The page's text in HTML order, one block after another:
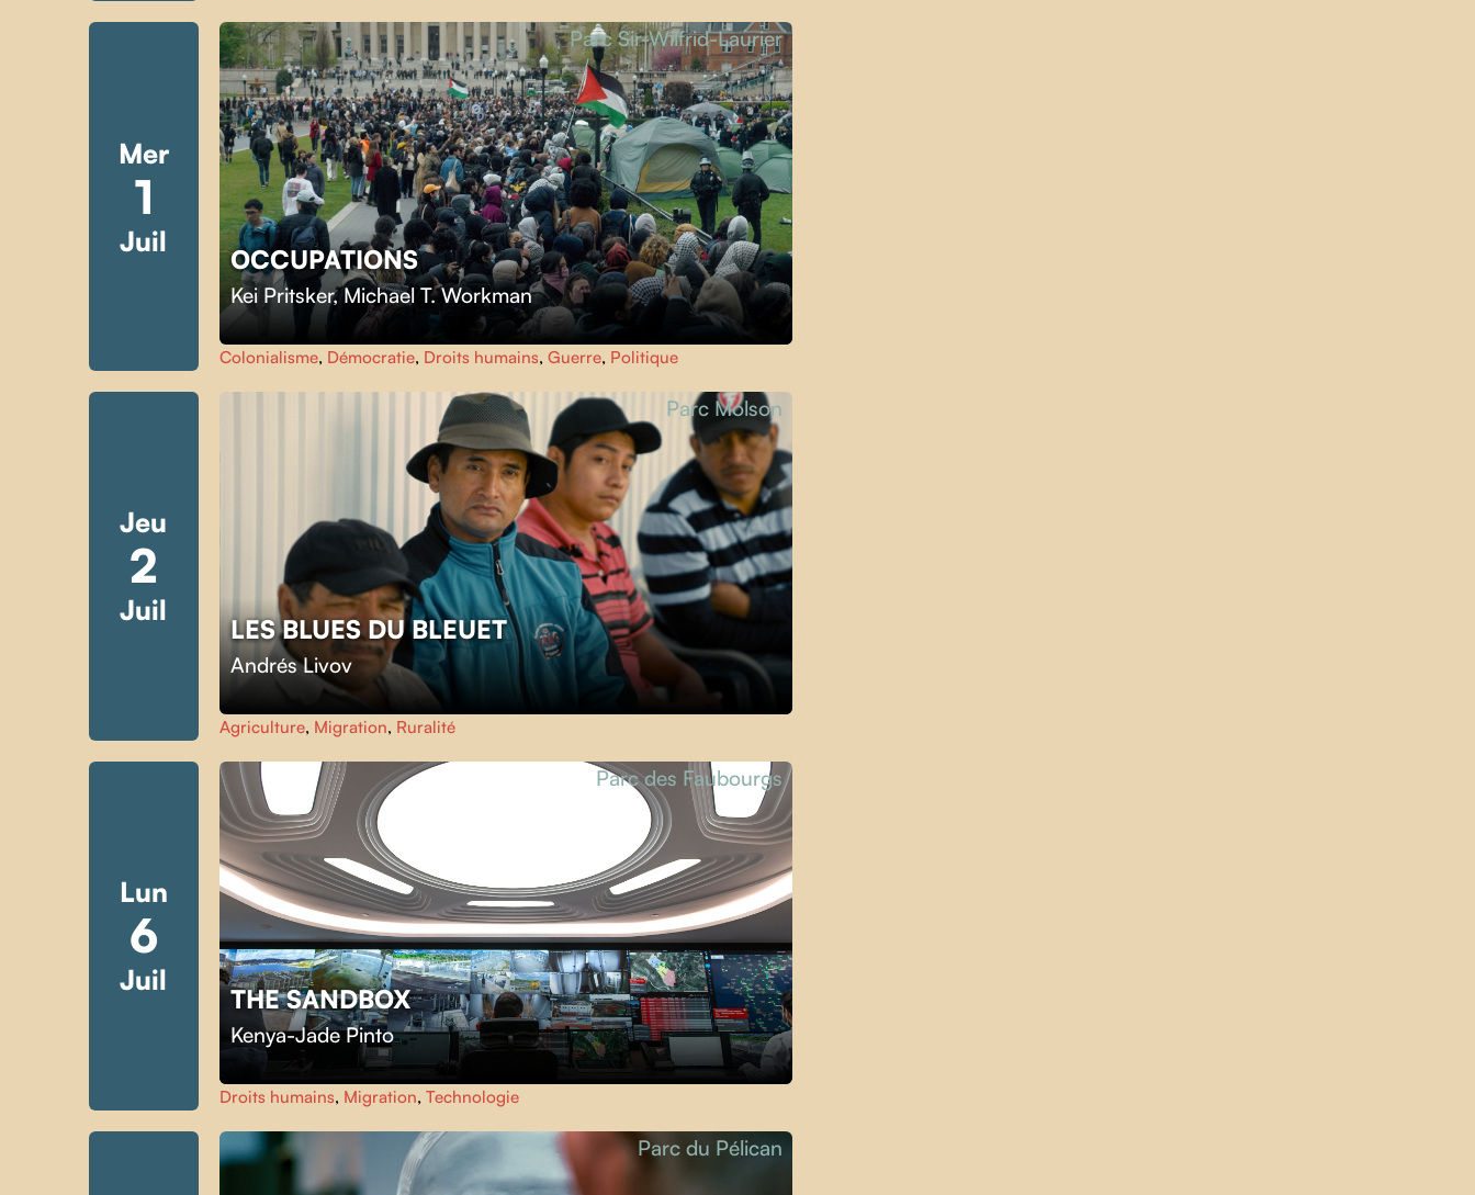
Mer
1
Juil
OCCUPATIONS
Kei Pritsker,Michael T. Workman
Parc Sir-Wilfrid-Laurier
Colonialisme, Démocratie, Droits humains, Guerre, Politique
Jeu
2
Juil
LES BLUES DU BLEUET
Andrés Livov
Parc Molson
Agriculture, Migration, Ruralité
Lun
6
Juil
THE SANDBOX
Kenya-Jade Pinto
Parc des Faubourgs
Droits humains, Migration, Technologie
Parc du Pélican